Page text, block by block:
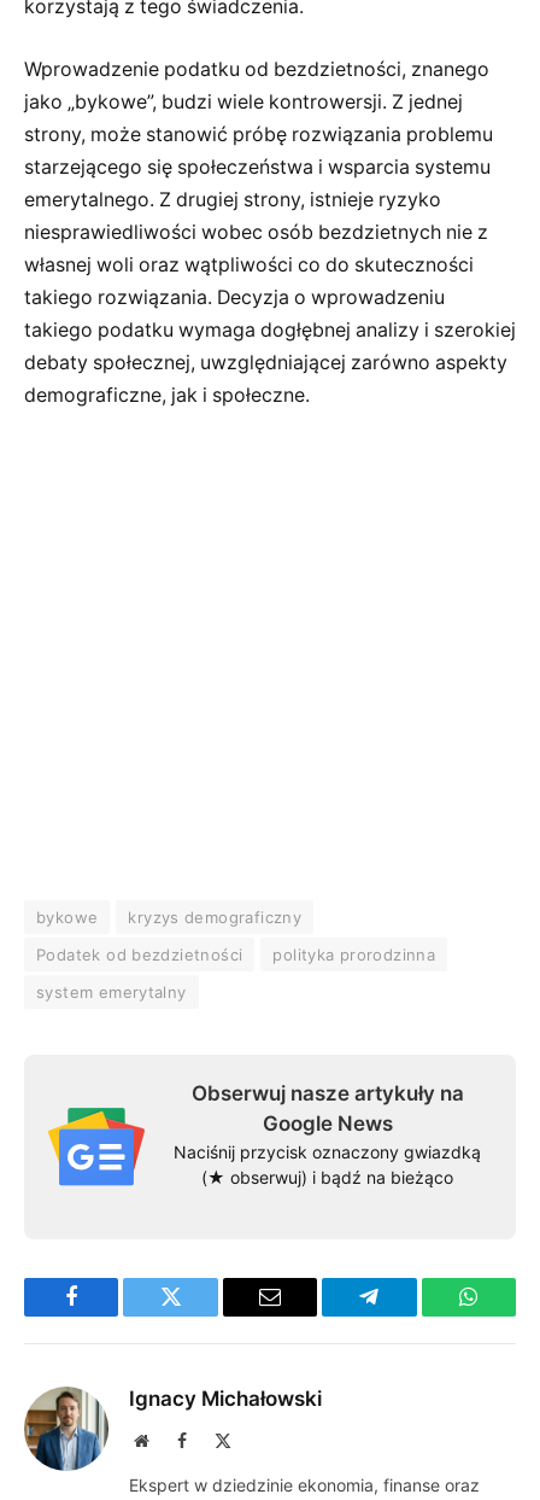
korzystają z tego świadczenia.
Wprowadzenie podatku od bezdzietności, znanego
jako „bykowe”, budzi wiele kontrowersji. Z jednej
strony, może stanowić próbę rozwiązania problemu
starzejącego się społeczeństwa i wsparcia systemu
emerytalnego. Z drugiej strony, istnieje ryzyko
niesprawiedliwości wobec osób bezdzietnych nie z
własnej woli oraz wątpliwości co do skuteczności
takiego rozwiązania. Decyzja o wprowadzeniu
takiego podatku wymaga dogłębnej analizy i szerokiej
debaty społecznej, uwzględniającej zarówno aspekty
demograficzne, jak i społeczne.
bykowe
kryzys demograficzny
Podatek od bezdzietności
polityka prorodzinna
system emerytalny
Obserwuj nasze artykuły na
Google News
Naciśnij przycisk oznaczony gwiazdką
(★ obserwuj) i bądź na bieżąco
Facebook Twitter Email Telegram
Ignacy Michałowski
WebsiteFacebook
Ekspert w dziedzinie ekonomia, finanse oraz